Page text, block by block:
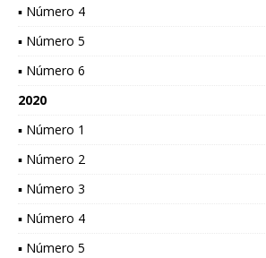
▪ Número 4
▪ Número 5
▪ Número 6
2020
▪ Número 1
▪ Número 2
▪ Número 3
▪ Número 4
▪ Número 5